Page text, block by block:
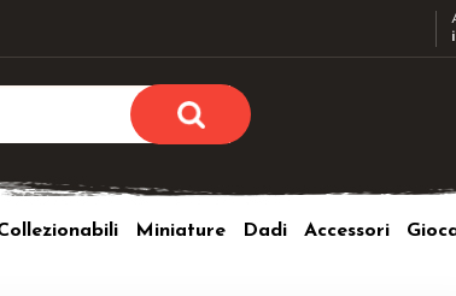
utente e la password e poi clicca sul
Miniature Dadi Accessori